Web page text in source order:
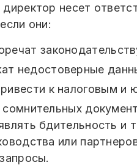
несет
они:
недостоверные
к налоговым и
бдительность и
или